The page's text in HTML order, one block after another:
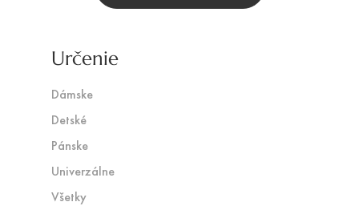
Určenie
Dámske
Detské
Pánske
Univerzálne
Všetky